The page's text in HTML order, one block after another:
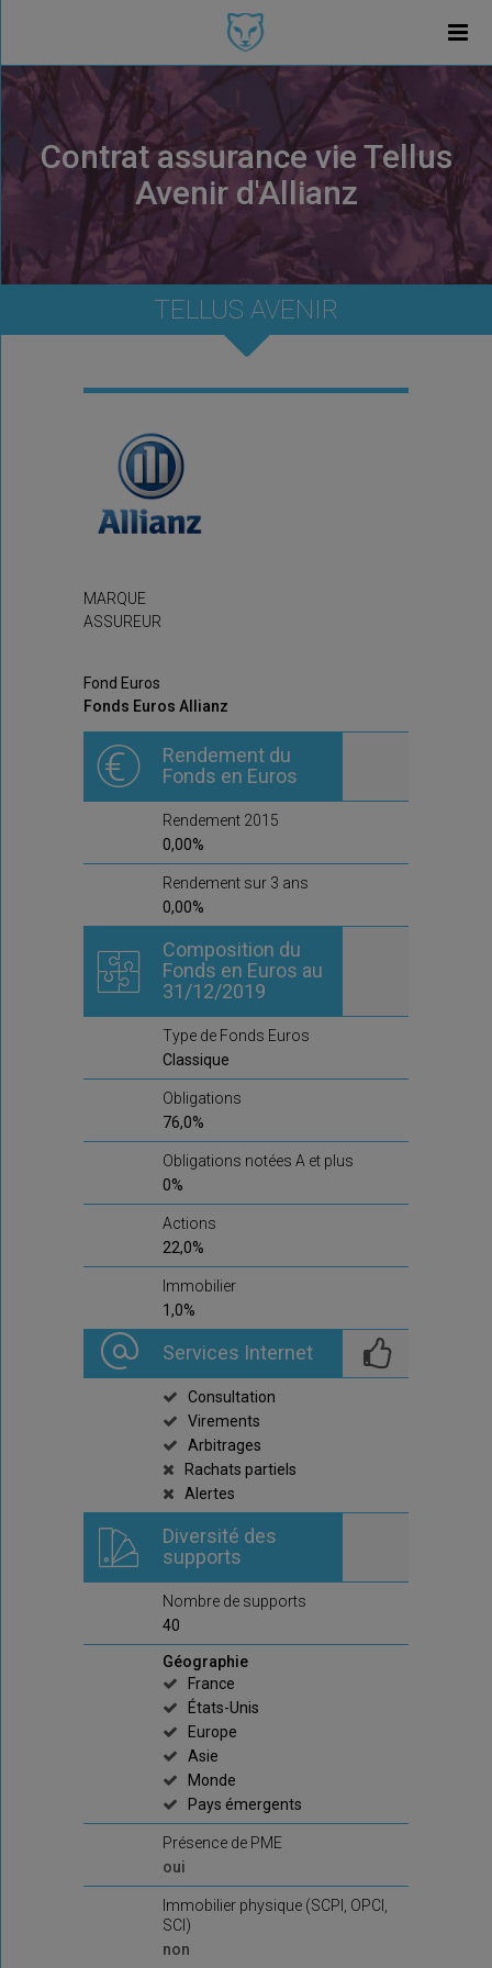
Contrat assurance vie Tellus
Avenir d'Allianz
TELLUS AVENIR
MARQUE
ASSUREUR
Fond Euros
Fonds Euros Allianz
Rendement du
Fonds en Euros
Rendement 2015
0,00%
Rendement sur 3 ans
0,00%
Composition du
Fonds en Euros au
31/12/2019
Type de Fonds Euros
Classique
Obligations
76,0%
Obligations notées A et plus
0%
Actions
22,0%
Immobilier
1,0%
Services Internet
Consultation
Virements
Arbitrages
Rachats partiels
Alertes
Diversité des
supports
Nombre de supports
40
Géographie
France
États-Unis
Europe
Asie
Monde
Pays émergents
Présence de PME
oui
Immobilier physique (SCPI, OPCI,
SCI)
non